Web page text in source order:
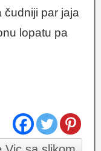
čudniji par jaja
lopatu pa